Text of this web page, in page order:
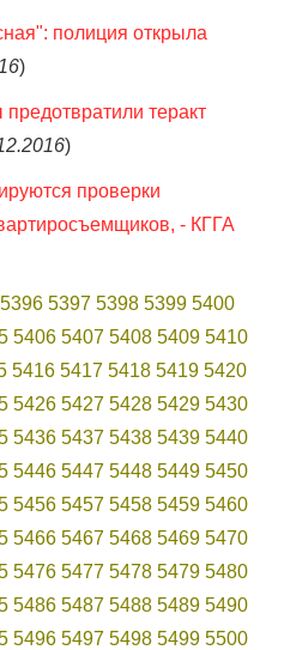
полиция открыла
)
теракт
)
проверки
- КГГА
5396 5397 5398 5399 5400
5406 5407 5408 5409 5410
5416 5417 5418 5419 5420
5426 5427 5428 5429 5430
5436 5437 5438 5439 5440
5446 5447 5448 5449 5450
5456 5457 5458 5459 5460
5466 5467 5468 5469 5470
5476 5477 5478 5479 5480
5486 5487 5488 5489 5490
5496 5497 5498 5499 5500